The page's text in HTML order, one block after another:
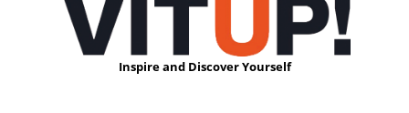
Inspire and Discover Yourself